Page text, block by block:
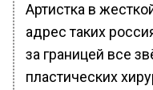
Артистка в
адрес таких
за границей все
пластических